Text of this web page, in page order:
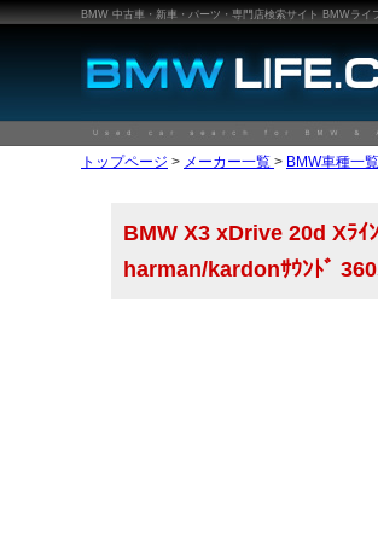
BMW 中古車・新車・パーツ・専門店検索サイト BMWラ
トップページ > メーカー一覧 > BMW車種一覧
BMW X3 xDrive 20d Xﾗｲ
harman/kardonｻｳﾝﾄﾞ